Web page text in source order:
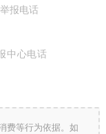
报电话
中心电话
费等行为依据。如